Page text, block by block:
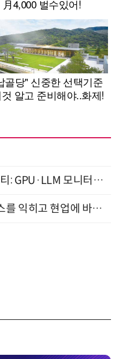
[올쇼TV] AI 시대의 옵저버빌리티: GPU·LLM 모니터링부터 AI 기반 장애 대응까지 (8/11 생방송)
단 하루, 이론과 실습으로 하네스를 익히고 현업에 바로 쓰는 핸즈온 워크숍 (8/20)